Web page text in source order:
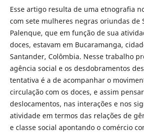
Esse artigo resulta de uma etnografia
com sete mulheres negras oriundas de
Palenque, que em função de sua
doces, estavam em Bucaramanga,
Santander, Colômbia. Nesse trabalho
agência social e os desdobramentos
tentativa é a de acompanhar o
circulação com os doces, e assim
deslocamentos, nas interações e nos
atividade em termos das relações de
e classe social apontando o comércio